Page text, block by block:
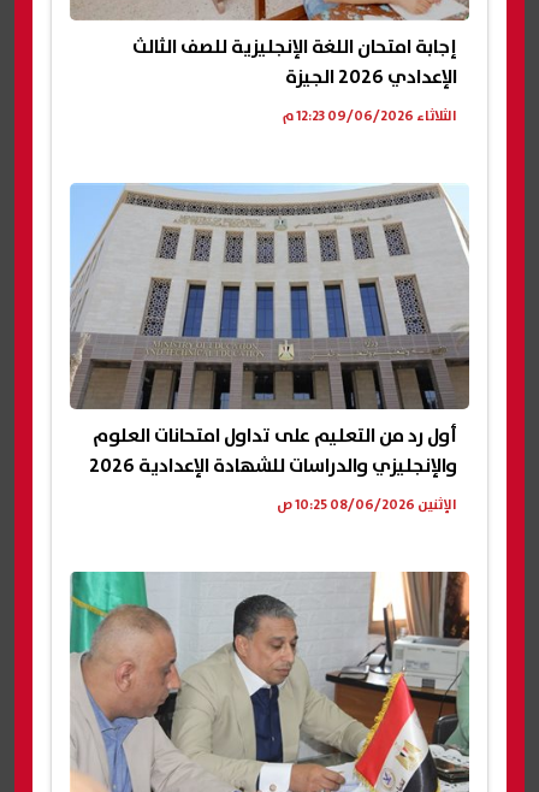
إجابة امتحان اللغة الإنجليزية للصف الثالث
الإعدادي 2026 الجيزة
الثلاثاء 09/06/2026 12:23 م
أول رد من التعليم على تداول امتحانات العلوم
والإنجليزي والدراسات للشهادة الإعدادية 2026
الإثنين 08/06/2026 10:25 ص